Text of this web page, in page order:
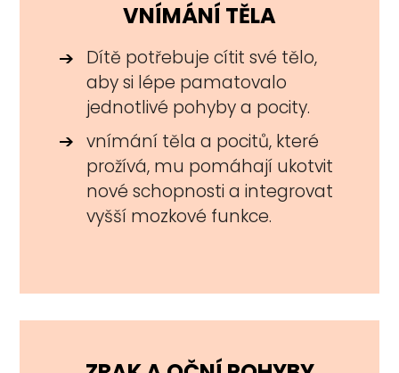
VNÍMÁNÍ TĚLA
Dítě potřebuje cítit své tělo,
aby si lépe pamatovalo
jednotlivé pohyby a pocity.
vnímání těla a pocitů, které
prožívá, mu pomáhají ukotvit
nové schopnosti a integrovat
vyšší mozkové funkce.